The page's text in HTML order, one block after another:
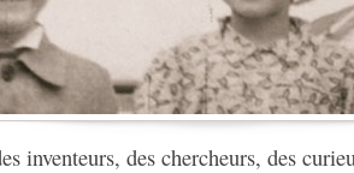
inventeurs, des chercheurs, des